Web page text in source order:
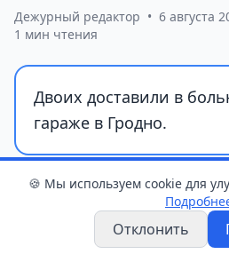
Дежурный редактор • 6 августа
1 мин чтения
Двоих доставили в
гараже в Гродно.
🍪 Мы используем cookie для
Отклонить